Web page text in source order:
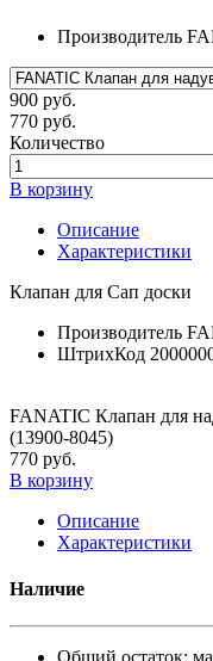
Производитель
900 руб.
770 руб.
Количество
В корзину
Описание
Характеристики
Клапан для Сап доски
Производитель
ШтрихКод
FANATIC Клапан для
(13900-8045)
770 руб.
В корзину
Описание
Характеристики
Наличие